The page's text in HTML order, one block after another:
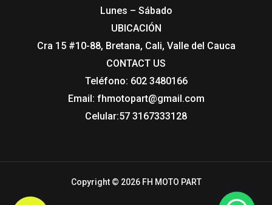
Lunes – Sábado
UBICACIÓN
Cra 15 #10-88, Bretana, Cali, Valle del Cauca
CONTACT US​
Teléfono: 602 3480166
Email: fhmotopart@gmail.com
Celular:57 3167333128
Copyright © 2026 FH MOTO PART